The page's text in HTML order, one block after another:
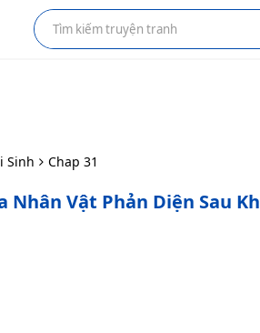
Sinh Chap 31
Nhân Vật Phản Diện Sau